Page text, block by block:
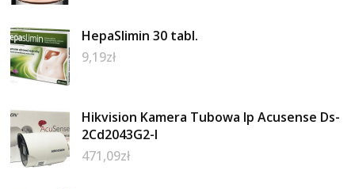
HepaSlimin 30 tabl.
9,19zł
Hikvision Kamera Tubowa Ip Acusense Ds-
2Cd2043G2-I
471,09zł